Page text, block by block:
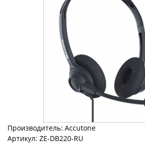
Производитель: Accutone
Артикул: ZE-DB220-RU